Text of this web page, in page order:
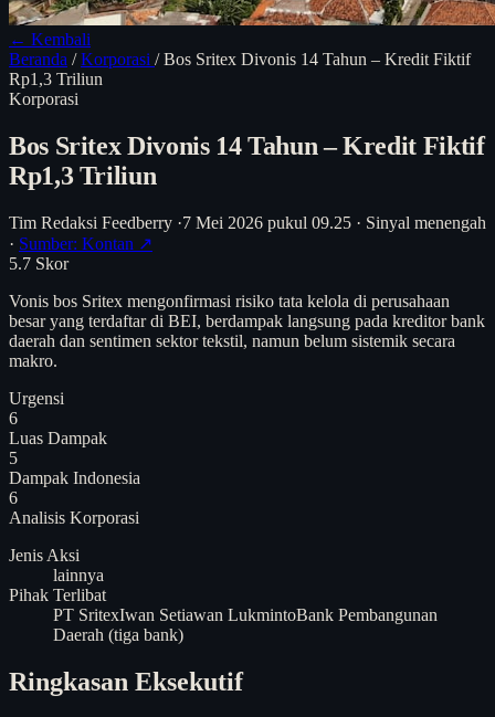
← Kembali
Beranda / Korporasi / Bos Sritex Divonis 14 Tahun – Kredit Fiktif
Rp1,3 Triliun
Korporasi
Bos Sritex Divonis 14 Tahun – Kredit Fiktif
Rp1,3 Triliun
Tim Redaksi Feedberry ·7 Mei 2026 pukul 09.25 · Sinyal menengah
· Sumber: Kontan ↗
5.7 Skor
Vonis bos Sritex mengonfirmasi risiko tata kelola di perusahaan
besar yang terdaftar di BEI, berdampak langsung pada kreditor bank
daerah dan sentimen sektor tekstil, namun belum sistemik secara
makro.
Urgensi
6
Luas Dampak
5
Dampak Indonesia
6
Analisis Korporasi
Jenis Aksi
lainnya
Pihak Terlibat
PT SritexIwan Setiawan LukmintoBank Pembangunan
Daerah (tiga bank)
Ringkasan Eksekutif